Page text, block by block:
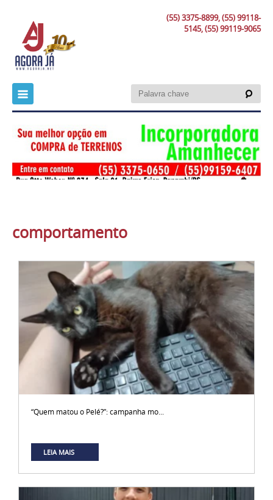
(55) 3375-8899, (55) 99118-
5145, (55) 99119-9065
comportamento
“Quem matou o Pelé?”: campanha mo...
LEIA MAIS